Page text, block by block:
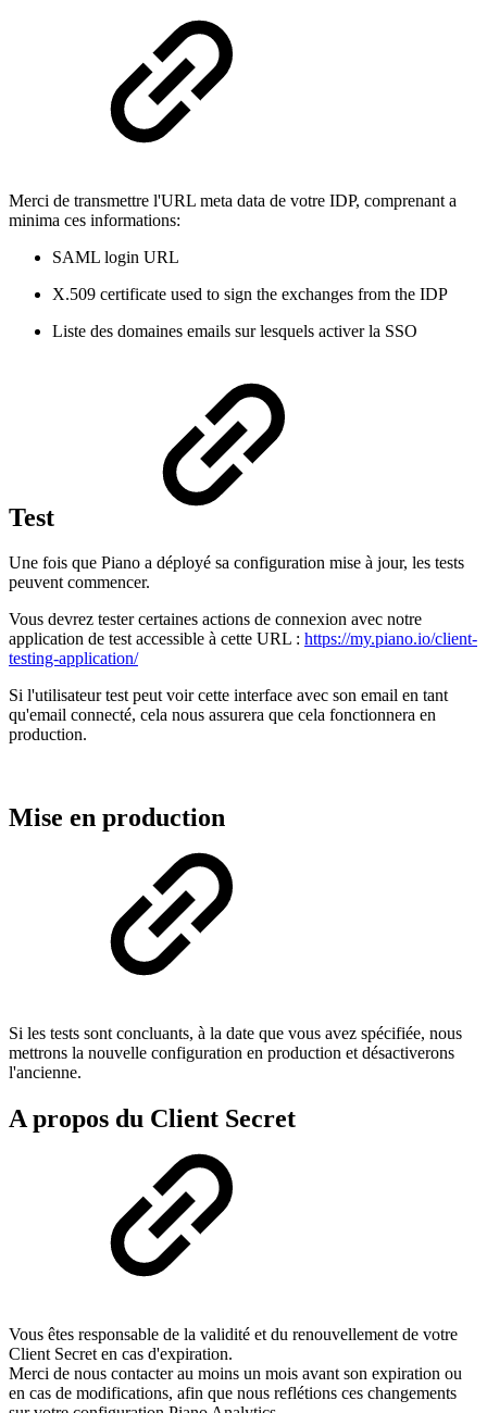
Merci de transmettre l'URL meta data de votre IDP, comprenant a
minima ces informations:
SAML login URL
X.509 certificate used to sign the exchanges from the IDP
Liste des domaines emails sur lesquels activer la SSO
Test
Une fois que Piano a déployé sa configuration mise à jour, les tests
peuvent commencer.
Vous devrez tester certaines actions de connexion avec notre
application de test accessible à cette URL : https://my.piano.io/client-
testing-application/
Si l'utilisateur test peut voir cette interface avec son email en tant
qu'email connecté, cela nous assurera que cela fonctionnera en
production.
Mise en production
Si les tests sont concluants, à la date que vous avez spécifiée, nous
mettrons la nouvelle configuration en production et désactiverons
l'ancienne.
A propos du Client Secret
Vous êtes responsable de la validité et du renouvellement de votre
Client Secret en cas d'expiration.
Merci de nous contacter au moins un mois avant son expiration ou
en cas de modifications, afin que nous reflétions ces changements